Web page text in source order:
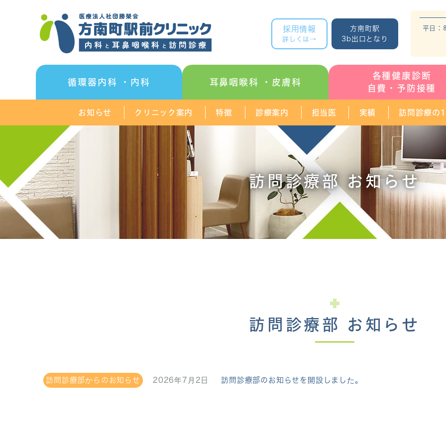
採用情報
詳しくは→
方南町駅
3b出口となり
平日
循環器内科 ・内科 耳鼻咽喉科 ・皮膚科
各種健康診断
自費・予防接種
お知らせ クリニック案内 特徴 診療案内 担当医 実績 訪問診療の
訪問診療部 お知らせ
訪問診療部 お知らせ
訪問診療部からのお知らせ 2026年7月2日 訪問診療部のお知らせを開設しました。